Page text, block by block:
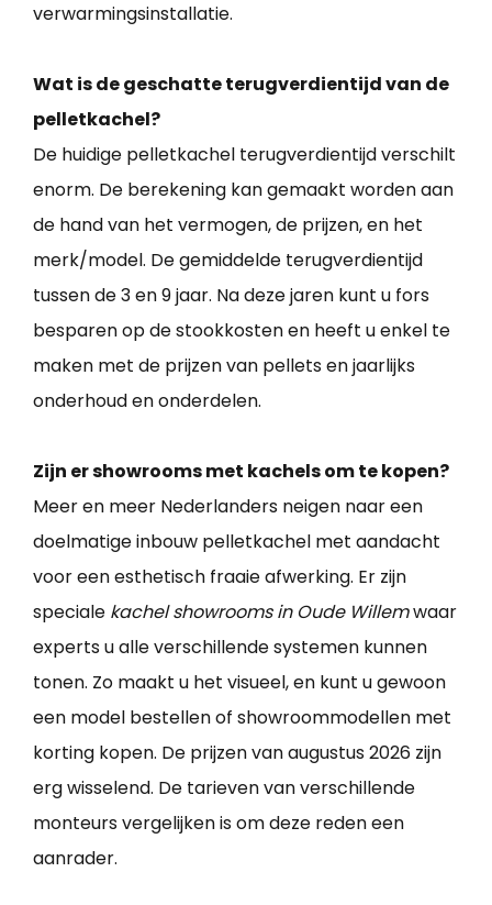
verwarmingsinstallatie.
Wat is de geschatte terugverdientijd van de
pelletkachel?
De huidige pelletkachel terugverdientijd verschilt
enorm. De berekening kan gemaakt worden aan
de hand van het vermogen, de prijzen, en het
merk/model. De gemiddelde terugverdientijd
tussen de 3 en 9 jaar. Na deze jaren kunt u fors
besparen op de stookkosten en heeft u enkel te
maken met de prijzen van pellets en jaarlijks
onderhoud en onderdelen.
Zijn er showrooms met kachels om te kopen?
Meer en meer Nederlanders neigen naar een
doelmatige inbouw pelletkachel met aandacht
voor een esthetisch fraaie afwerking. Er zijn
speciale kachel showrooms in Oude Willemwaar
experts u alle verschillende systemen kunnen
tonen. Zo maakt u het visueel, en kunt u gewoon
een model bestellen of showroommodellen met
korting kopen. De prijzen van augustus 2026 zijn
erg wisselend. De tarieven van verschillende
monteurs vergelijken is om deze reden een
aanrader.